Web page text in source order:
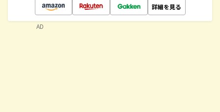
詳細を見る
AD